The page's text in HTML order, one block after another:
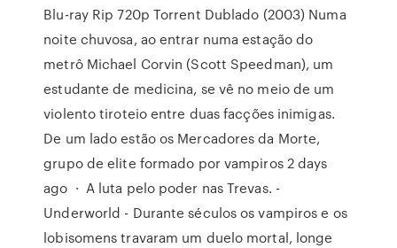
Blu-ray Rip 720p Torrent Dublado (2003) Numa
noite chuvosa, ao entrar numa estação do
metrô Michael Corvin (Scott Speedman), um
estudante de medicina, se vê no meio de um
violento tiroteio entre duas facções inimigas.
De um lado estão os Mercadores da Morte,
grupo de elite formado por vampiros 2 days
ago · A luta pelo poder nas Trevas. -
Underworld - Durante séculos os vampiros e os
lobisomens travaram um duelo mortal, longe